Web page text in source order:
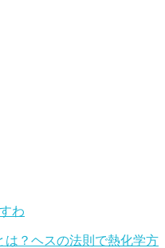
は？ヘスの法則で熱化学方